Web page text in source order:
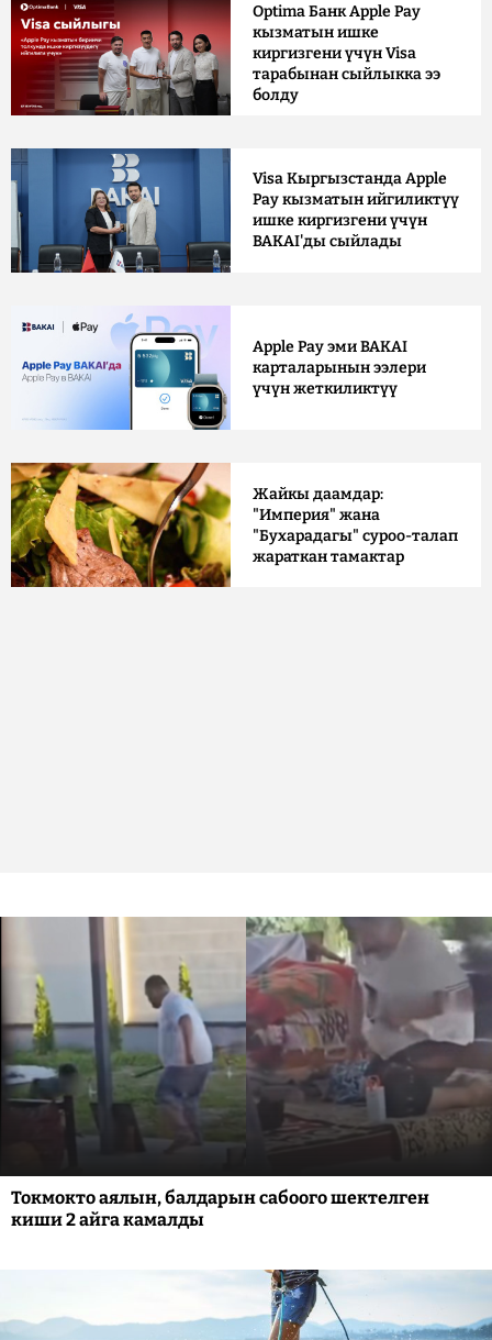
Optima Банк Apple Pay
кызматын ишке
киргизгени үчүн Visa
тарабынан сыйлыкка ээ
болду
Visa Кыргызстанда Apple
Pay кызматын ийгиликтүү
ишке киргизгени үчүн
BAKAI'ды сыйлады
Apple Pay эми BAKAI
карталарынын ээлери
үчүн жеткиликтүү
Жайкы даамдар:
"Империя" жана
"Бухарадагы" суроо-талап
жараткан тамактар
Токмокто аялын, балдарын сабоого шектелген
киши 2 айга камалды